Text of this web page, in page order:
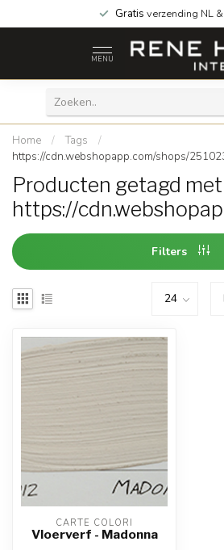
Gratis verzending NL
MENU
Home / Tags
/
https://cdn.webshopapp.com/shops/
Producten getagd met
https://
Filters
CARTE COLORI
Vloerverf - Madonna